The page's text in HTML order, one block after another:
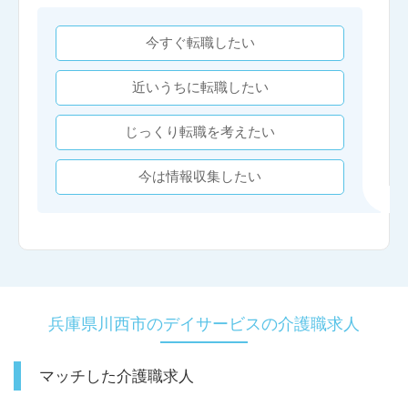
今すぐ転職したい
近いうちに転職したい
じっくり転職を考えたい
今は情報収集したい
兵庫県川西市のデイサービスの介護職求人
マッチした介護職求人